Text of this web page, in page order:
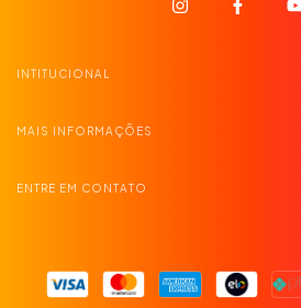
INTITUCIONAL
MAIS INFORMAÇÕES
ENTRE EM CONTATO